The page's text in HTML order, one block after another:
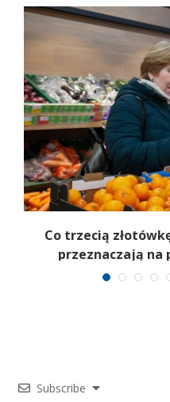
Co trzecią
przeznaczają na
Subscribe